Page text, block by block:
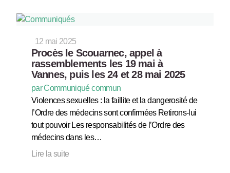
12 mai 2025
Procès le Scouarnec, appel à
rassemblements les 19 mai à
Vannes, puis les 24 et 28 mai 2025
par Communiqué commun
Violences sexuelles : la faillite et la dangerosité de
l’Ordre des médecins sont confirmées Retirons-lui
tout pouvoir Les responsabilités de l’Ordre des
médecins dans les…
Lire la suite